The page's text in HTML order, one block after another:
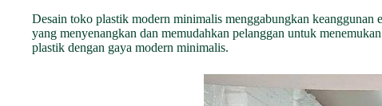
Desain toko plastik modern minimalis menggabungkan keanggunan
yang menyenangkan dan memudahkan pelanggan untuk
plastik dengan gaya modern minimalis.